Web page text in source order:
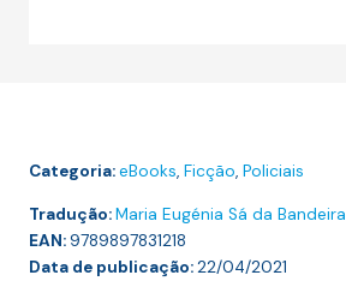
Categoria:eBooks, Ficção, Policiais
Tradução:Maria Eugénia Sá da Bandeira
EAN:9789897831218
Data de publicação:22/04/2021